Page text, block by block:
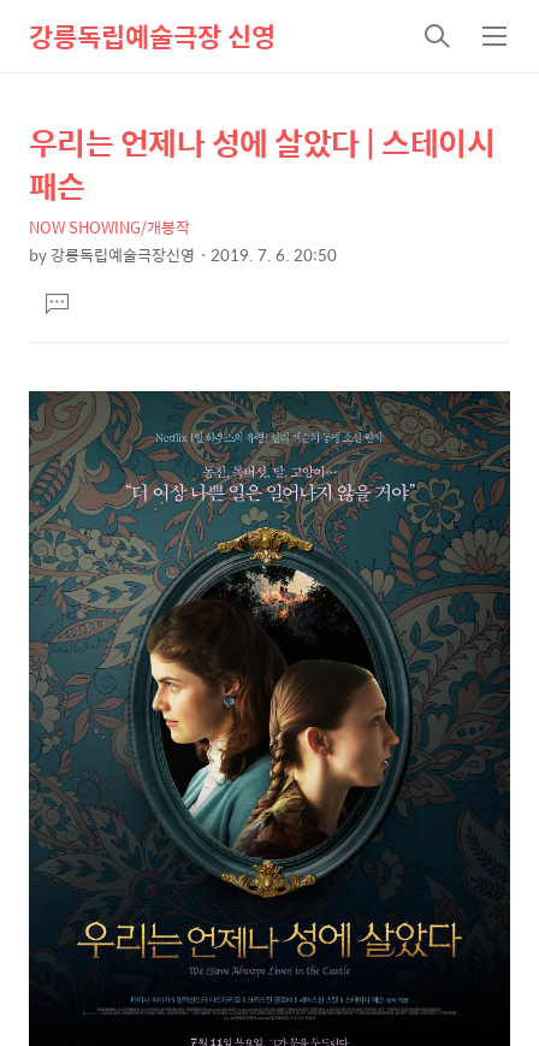
강릉독립예술극장 신영
검
색
메
뉴
상
세
컨
텐
본
문
제
목
우리는 언제나 성에 살았다 | 스테이시
패슨
NOW SHOWING/개봉작
by강릉독립예술극장신영 2019. 7. 6. 20:50
문댓
글